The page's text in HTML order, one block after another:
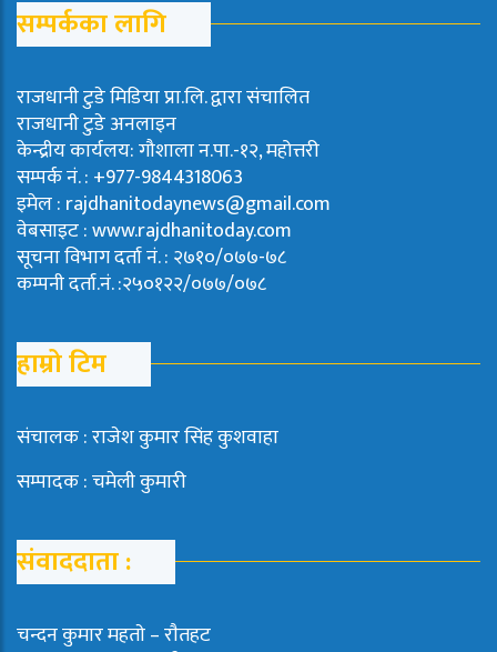
सम्पर्कका लागि
राजधानी टुडे मिडिया प्रा.लि. द्वारा संचालित
राजधानी टुडे अनलाइन
केन्द्रीय कार्यलय: गौशाला न.पा.-१२, महोत्तरी
सम्पर्क नं. : +977-9844318063
इमेल : rajdhanitodaynews@gmail.com
वेबसाइट : www.rajdhanitoday.com
सूचना विभाग दर्ता नं. : २७१०/०७७-७८
कम्पनी दर्ता.नं. :२५०१२२/०७७/०७८
हाम्रो टिम
संचालक : राजेश कुमार सिंह कुशवाहा
सम्पादक : चमेली कुमारी
संवाददाता :
चन्दन कुमार महताे – राैतहट